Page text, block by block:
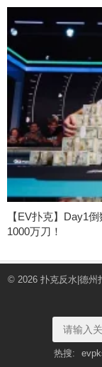
【EV扑克】Day1
1000万刀！
© 2026 扑克反水|德州
热搜: